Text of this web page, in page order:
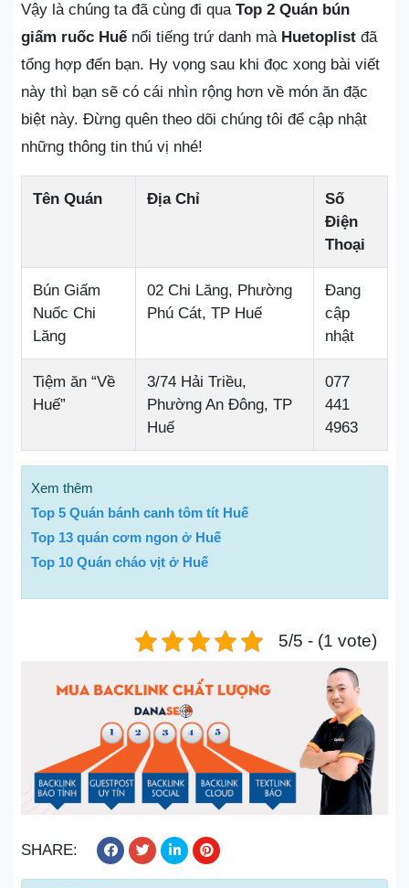
Vậy là chúng ta đã cùng đi quaTop 2 Quán bún
giấm ruốc Huếnổi tiếng trứ danh mà Huetoplist đã
tổng hợp đến bạn. Hy vọng sau khi đọc xong bài viết
này thì bạn sẽ có cái nhìn rộng hơn về món ăn đặc
biệt này. Đừng quên theo dõi chúng tôi để cập nhật
những thông tin thú vị nhé!
Tên Quán Địa Chỉ
Số
Điện
Thoại
Bún Giấm
Nuốc Chi
Lăng
02 Chi Lăng, Phường
Phú Cát, TP Huế
Đang
cập
nhật
Tiệm ăn “Về
Huế”
3/74 Hải Triều,
Phường An Đông, TP
Huế
077
441
4963
Xem thêm
Top 5 Quán bánh canh tôm tít Huế
Top 13 quán cơm ngon ở Huế
Top 10 Quán cháo vịt ở Huế
5/5 - (1 vote)
SHARE: